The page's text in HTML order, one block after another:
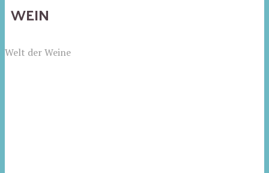
WEIN
Welt der Weine